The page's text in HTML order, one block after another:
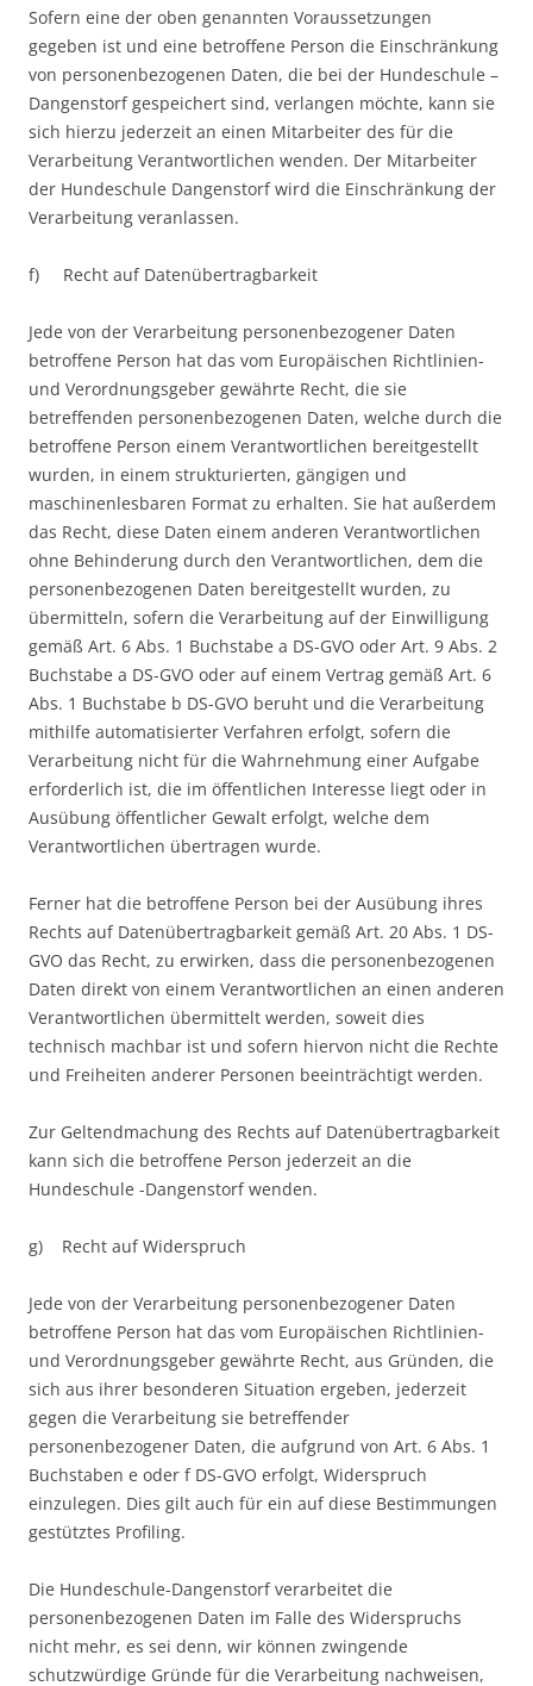
Sofern eine der oben genannten Voraussetzungen
gegeben ist und eine betroffene Person die Einschränkung
von personenbezogenen Daten, die bei der Hundeschule –
Dangenstorf gespeichert sind, verlangen möchte, kann sie
sich hierzu jederzeit an einen Mitarbeiter des für die
Verarbeitung Verantwortlichen wenden. Der Mitarbeiter
der Hundeschule Dangenstorf wird die Einschränkung der
Verarbeitung veranlassen.
f) Recht auf Datenübertragbarkeit
Jede von der Verarbeitung personenbezogener Daten
betroffene Person hat das vom Europäischen Richtlinien-
und Verordnungsgeber gewährte Recht, die sie
betreffenden personenbezogenen Daten, welche durch die
betroffene Person einem Verantwortlichen bereitgestellt
wurden, in einem strukturierten, gängigen und
maschinenlesbaren Format zu erhalten. Sie hat außerdem
das Recht, diese Daten einem anderen Verantwortlichen
ohne Behinderung durch den Verantwortlichen, dem die
personenbezogenen Daten bereitgestellt wurden, zu
übermitteln, sofern die Verarbeitung auf der Einwilligung
gemäß Art. 6 Abs. 1 Buchstabe a DS-GVO oder Art. 9 Abs. 2
Buchstabe a DS-GVO oder auf einem Vertrag gemäß Art. 6
Abs. 1 Buchstabe b DS-GVO beruht und die Verarbeitung
mithilfe automatisierter Verfahren erfolgt, sofern die
Verarbeitung nicht für die Wahrnehmung einer Aufgabe
erforderlich ist, die im öffentlichen Interesse liegt oder in
Ausübung öffentlicher Gewalt erfolgt, welche dem
Verantwortlichen übertragen wurde.
Ferner hat die betroffene Person bei der Ausübung ihres
Rechts auf Datenübertragbarkeit gemäß Art. 20 Abs. 1 DS-
GVO das Recht, zu erwirken, dass die personenbezogenen
Daten direkt von einem Verantwortlichen an einen anderen
Verantwortlichen übermittelt werden, soweit dies
technisch machbar ist und sofern hiervon nicht die Rechte
und Freiheiten anderer Personen beeinträchtigt werden.
Zur Geltendmachung des Rechts auf Datenübertragbarkeit
kann sich die betroffene Person jederzeit an die
Hundeschule -Dangenstorf wenden.
g) Recht auf Widerspruch
Jede von der Verarbeitung personenbezogener Daten
betroffene Person hat das vom Europäischen Richtlinien-
und Verordnungsgeber gewährte Recht, aus Gründen, die
sich aus ihrer besonderen Situation ergeben, jederzeit
gegen die Verarbeitung sie betreffender
personenbezogener Daten, die aufgrund von Art. 6 Abs. 1
Buchstaben e oder f DS-GVO erfolgt, Widerspruch
einzulegen. Dies gilt auch für ein auf diese Bestimmungen
gestütztes Profiling.
Die Hundeschule-Dangenstorf verarbeitet die
personenbezogenen Daten im Falle des Widerspruchs
nicht mehr, es sei denn, wir können zwingende
schutzwürdige Gründe für die Verarbeitung nachweisen,